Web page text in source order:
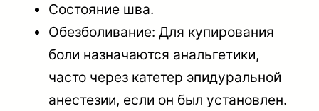
Состояние шва.
Обезболивание: Для купирования
боли назначаются анальгетики,
часто через катетер эпидуральной
анестезии, если он был установлен.